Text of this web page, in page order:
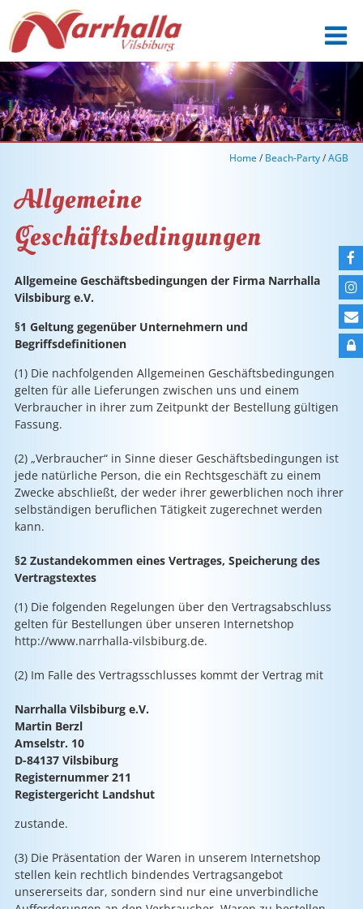

Home / Beach-Party/AGB
Allgemeine
Geschäftsbedingungen
Allgemeine Geschäftsbedingungen der Firma Narrhalla
Vilsbiburg e.V.
§1 Geltung gegenüber Unternehmern und
Begriffsdefinitionen
(1) Die nachfolgenden Allgemeinen Geschäftsbedingungen
gelten für alle Lieferungen zwischen uns und einem
Verbraucher in ihrer zum Zeitpunkt der Bestellung gültigen
Fassung.
(2) „Verbraucher“ in Sinne dieser Geschäftsbedingungen ist
jede natürliche Person, die ein Rechtsgeschäft zu einem
Zwecke abschließt, der weder ihrer gewerblichen noch ihrer
selbständigen beruflichen Tätigkeit zugerechnet werden
kann.
§2 Zustandekommen eines Vertrages, Speicherung des
Vertragstextes
(1) Die folgenden Regelungen über den Vertragsabschluss
gelten für Bestellungen über unseren Internetshop
http://www.narrhalla-vilsbiburg.de.
(2) Im Falle des Vertragsschlusses kommt der Vertrag mit
Narrhalla Vilsbiburg e.V.
Martin Berzl
Amselstr. 10
D-84137 Vilsbiburg
Registernummer 211
Registergericht Landshut
zustande.
(3) Die Präsentation der Waren in unserem Internetshop
stellen kein rechtlich bindendes Vertragsangebot
unsererseits dar, sondern sind nur eine unverbindliche



